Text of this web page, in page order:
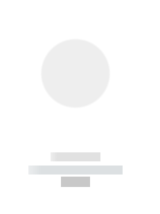
------------
----------- -----------